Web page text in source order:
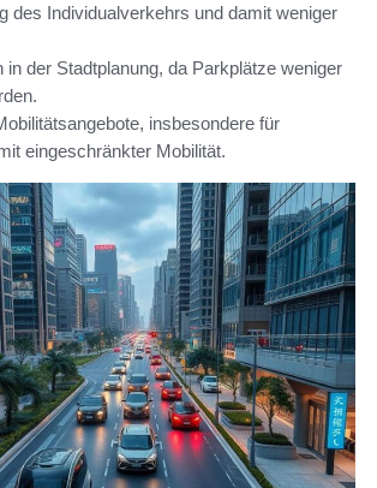
des Individualverkehrs und damit weniger
in der Stadtplanung, da Parkplätze weniger
insbesondere für
eingeschränkter Mobilität.